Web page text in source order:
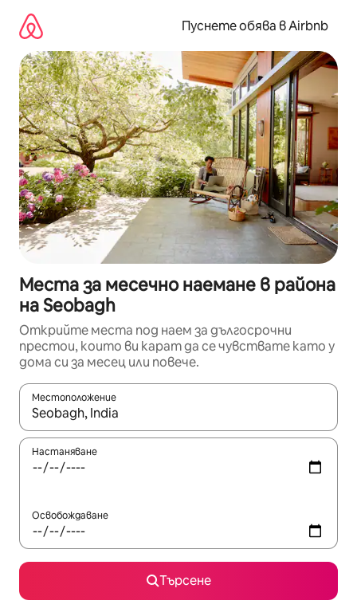
съдържанието
Пуснете обява в Airbnb
Места за месечно наемане в района
на Seobagh
Открийте места под наем за дългосрочни
престои, които ви карат да се чувствате като у
дома си за месец или повече.
Местоположение
Когато резултатите се покажат, използвайте
Настаняване
Освобождаване
Търсене